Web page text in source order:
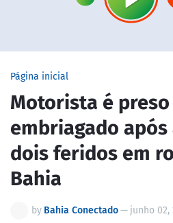
Página inicial
Motorista é
embriagado
dois feridos em
Bahia
by Bahia Conectado— junho 02,